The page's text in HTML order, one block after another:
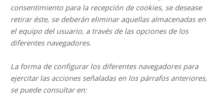
consentimiento para la recepción de cookies, se desease
retirar éste, se deberán eliminar aquellas almacenadas en
el equipo del usuario, a través de las opciones de los
diferentes navegadores.
La forma de configurar los diferentes navegadores para
ejercitar las acciones señaladas en los párrafos anteriores,
se puede consultar en: